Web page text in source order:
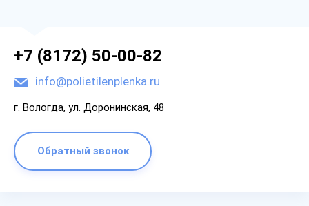
+7 (8172) 50-00-82
info@polietilenplenka.ru
г. Вологда, ул. Доронинская, 48
Обратный звонок